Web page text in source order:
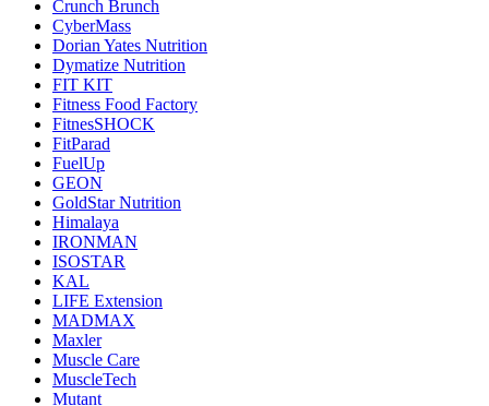
Crunch Brunch
CyberMass
Dorian Yates Nutrition
Dymatize Nutrition
FIT KIT
Fitness Food Factory
FitnesSHOCK
FitParad
FuelUp
GEON
GoldStar Nutrition
Himalaya
IRONMAN
ISOSTAR
KAL
LIFE Extension
MADMAX
Maxler
Muscle Care
MuscleTech
Mutant